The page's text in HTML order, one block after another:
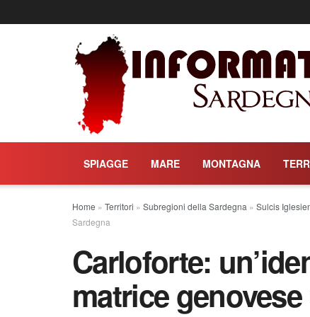
SPIAGGE MARE MONTAGNA
Home » Territori » Subregioni della Sardegna » Sulcis
Sardegna
Carloforte:
matrice